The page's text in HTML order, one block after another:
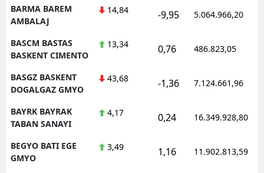
BARMA BAREM
AMBALAJ
14,84 -9,95 5.064.966,20
BASCM BASTAS
BASKENT CIMENTO
13,34 0,76 486.823,05
BASGZ BASKENT
DOGALGAZ GMYO
43,68 -1,36 7.124.661,96
BAYRK BAYRAK
TABAN SANAYI
4,17 0,24 16.349.928,80
BEGYO BATI EGE
GMYO
3,49 1,16 11.902.813,59